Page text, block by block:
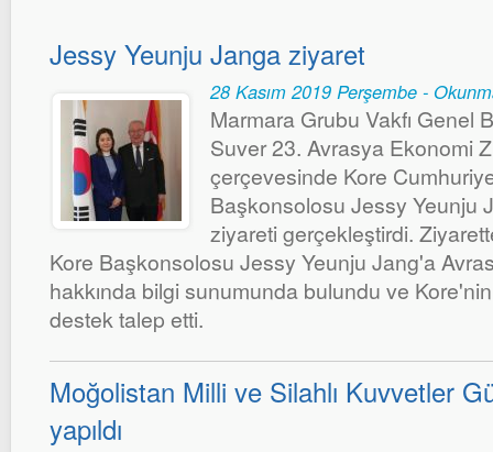
Jessy Yeunju Janga ziyaret
28 Kasım 2019 Perşembe -
Marmara Grubu Vakfı Genel
Suver 23. Avrasya Ekonomi
çerçevesinde Kore
Başkonsolosu Jessy Yeunju
ziyareti gerçekleştirdi.
Kore Başkonsolosu Jessy Yeunju Jang'a
hakkında bilgi sunumunda bulundu ve Kore'nin
destek talep etti.
Moğolistan Milli ve Silahlı Kuvvetler
yapıldı